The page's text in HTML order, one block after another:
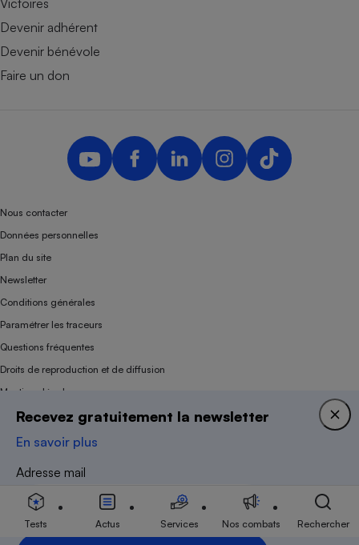
Recevez gratuitement la newsletter
En savoir plus
Adresse mail
Victoires
Devenir adhérent
Devenir bénévole
Faire un don
Nous contacter
Données personnelles
Plan du site
Newsletter
Conditions générales
Paramétrer les traceurs
Questions fréquentes
Droits de reproduction et de diffusion
Mentions légales
Panel
Association indépendante de l’État, des syndicats, des producteurs et des
distributeurs depuis 1951.
Tests Actus Services Nos combats Rechercher